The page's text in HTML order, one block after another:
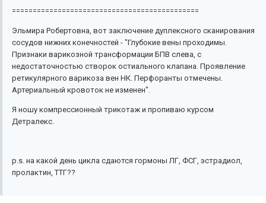
=============================================
Эльмира Робертовна, вот заключение дуплексного сканирования
сосудов нижних конечностей - "Глубокие вены проходимы.
Признаки варикозной трансформации БПВ слева, с
недостаточностью створок остиального клапана. Проявление
ретикулярного варикоза вен НК. Перфоранты отмечены.
Артериальный кровоток не изменен".
Я ношу компрессионный трикотаж и пропиваю курсом
Детралекс.
p.s. на какой день цикла сдаются гормоны ЛГ, ФСГ, эстрадиол,
пролактин, ТТГ??